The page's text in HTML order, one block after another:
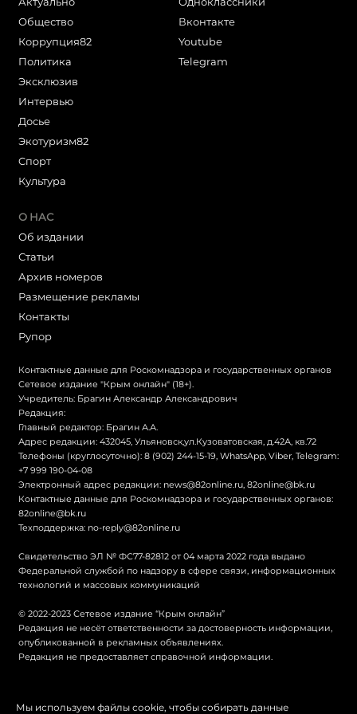
Общество
Коррупция82
Политика
Эксклюзив
Интервью
Досье
Экотуризм82
Cпорт
Культура
Вконтакте
Youtube
Telegram
О НАС
Об издании
Статьи
Архив номеров
Размещение рекламы
Контакты
Рупор
Контактные данные для Роскомнадзора и государственных органов
Сетевое издание "Крым онлайн" (18+).
Учредитель: Брагин Александр Александрович
Редакция:
Главный редактор: Брагин А.А.
Адрес редакции: 432045, Ульяновск,ул.Кузоватовская, д.42А, кв.72
Телефоны (круглосуточно): 8 (902) 244-15-19, WhatsApp, Viber, Telegram:
+7 999 190-04-08
Электронный адрес редакции: news@82online.ru 82online@bk.ru
Контактные данные для Роскомнадзора и государственных органов:
82online@bk.ru
Техподдержка: no-reply@82online.ru
Свидетельство ЭЛ № ФС77-82812 от 04 марта 2022 года выдано
Федеральной службой по надзору в сфере связи, информационных
технологий и массовых коммуникаций
© 2022-2023 Сетевое издание “Крым онлайн”
Редакция не несёт ответственности за достоверность информации,
опубликованной в рекламных объявлениях.
Редакция не предоставляет справочной информации.
© Крым онлайн
Мы используем файлы cookie, чтобы собирать данные